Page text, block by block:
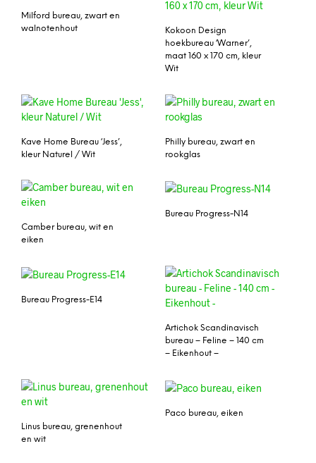
Milford bureau, zwart en
walnotenhout
Kokoon Design
hoekbureau ‘Warner’,
maat 160 x 170 cm, kleur
Wit
Kave Home Bureau ‘Jess’,
kleur Naturel / Wit
Philly bureau, zwart en
rookglas
Camber bureau, wit en
eiken
Bureau Progress-N14
Bureau Progress-E14
Artichok Scandinavisch
bureau – Feline – 140 cm
– Eikenhout –
Linus bureau, grenenhout
en wit
Paco bureau, eiken